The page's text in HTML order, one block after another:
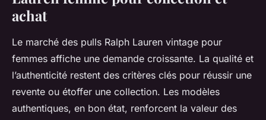
achat
Le marché des pulls Ralph Lauren vintage pour
femmes affiche une demande croissante. La qualité et
l’authenticité restent des critères clés pour réussir une
revente ou étoffer une collection. Les modèles
authentiques, en bon état, renforcent la valeur des